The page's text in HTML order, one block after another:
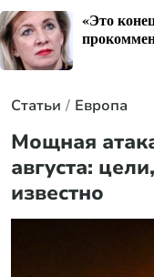
«Это
Статьи Европа
Мощная
августа:
известно